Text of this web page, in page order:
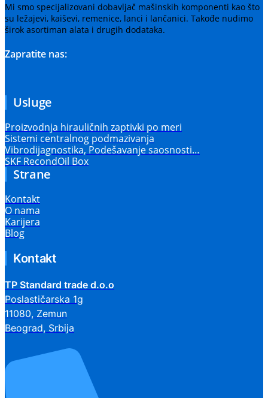
Mi smo specijalizovani dobavljač mašinskih komponenti kao što
su ležajevi, kaiševi, remenice, lanci i lančanici. Takođe nudimo
širok asortiman alata i drugih dodataka.
Zapratite nas:
Usluge
Proizvodnja hirauličnih zaptivki po meri
Sistemi centralnog podmazivanja
Vibrodijagnostika, Podešavanje saosnosti…
SKF RecondOil Box
Strane
Kontakt
O nama
Karijera
Blog
Kontakt
TP Standard trade d.o.o
Poslastičarska 1g
11080, Zemun
Beograd, Srbija